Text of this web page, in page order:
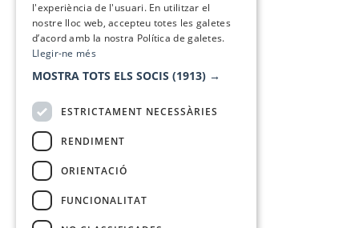
l'experiència de l'usuari. En utilitzar el
nostre lloc web, accepteu totes les galetes
d’acord amb la nostra Política de galetes.
Llegir-ne més
MOSTRA TOTS ELS SOCIS (1913) →
ESTRICTAMENT NECESSÀRIES
RENDIMENT
ORIENTACIÓ
FUNCIONALITAT